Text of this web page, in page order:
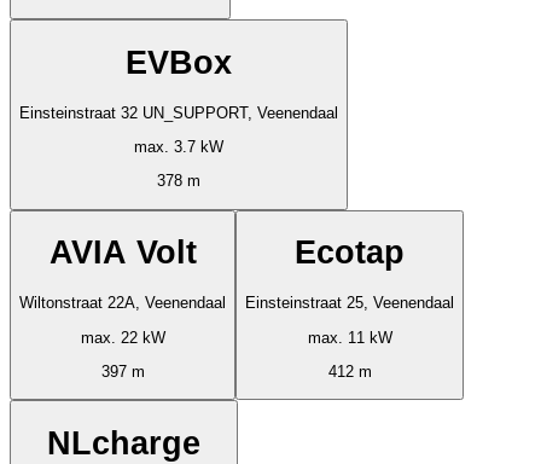
EVBox
Einsteinstraat 32 UN_SUPPORT, Veenendaal
max. 3.7 kW
378 m
AVIA Volt
Wiltonstraat 22A, Veenendaal
max. 22 kW
397 m
Ecotap
Einsteinstraat 25, Veenendaal
max. 11 kW
412 m
NLcharge